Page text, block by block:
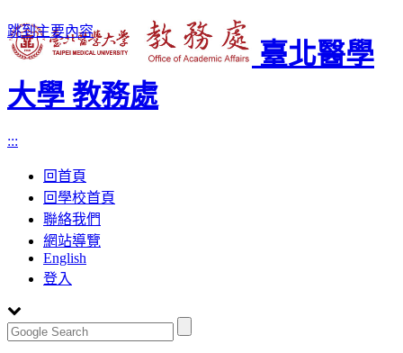
跳到主要內容
臺北醫學
大學 教務處
:::
回首頁
回學校首頁
聯絡我們
網站導覽
English
登入